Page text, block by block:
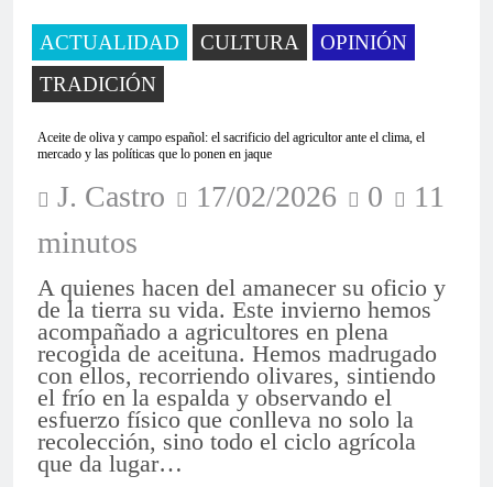
ACTUALIDAD CULTURA
OPINIÓN
TRADICIÓN
Aceite de oliva y campo español: el sacrificio del agricultor ante el clima, el
mercado y las políticas que lo ponen en jaque
J. Castro 17/02/2026 0
11
minutos
A quienes hacen del amanecer su oficio y
de la tierra su vida. Este invierno hemos
acompañado a agricultores en plena
recogida de aceituna. Hemos madrugado
con ellos, recorriendo olivares, sintiendo
el frío en la espalda y observando el
esfuerzo físico que conlleva no solo la
recolección, sino todo el ciclo agrícola
que da lugar…